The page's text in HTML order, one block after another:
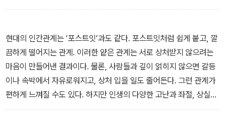
어 있는 ‘가해 가능성’을 자각하고, 나도 모르게 누군가에게 상처를 주
― ‘정의감이라는 이름의 폭력’ 중에서
현대의 인간관계는 ‘포스트잇’과도 같다. 포스트잇처럼 쉽게 붙고, 깔
끔하게 떨어지는 관계. 이러한 얕은 관계는 서로 상처받지 않으려는
마음이 만들어낸 결과이다. 물론, 사람들과 깊이 얽히지 않으면 갈등
이나 속박에서 자유로워지고, 상처 입을 일도 줄어든다. 그런 관계가
편하게 느껴질 수도 있다. 하지만 인생의 다양한 고난과 좌절, 상실을
이겨내기 위해서는 그런 얕은 관계만으로는 충분하지 않다.